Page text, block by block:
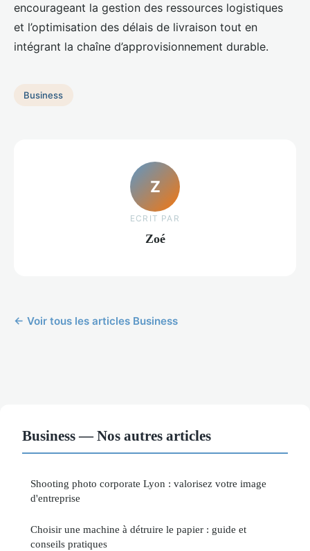
encourageant la gestion des ressources logistiques
et l’optimisation des délais de livraison tout en
intégrant la chaîne d’approvisionnement durable.
Business
Z
ECRIT PAR
Zoé
← Voir tous les articles Business
Business — Nos autres articles
Shooting photo corporate Lyon : valorisez votre image
d'entreprise
Choisir une machine à détruire le papier : guide et
conseils pratiques